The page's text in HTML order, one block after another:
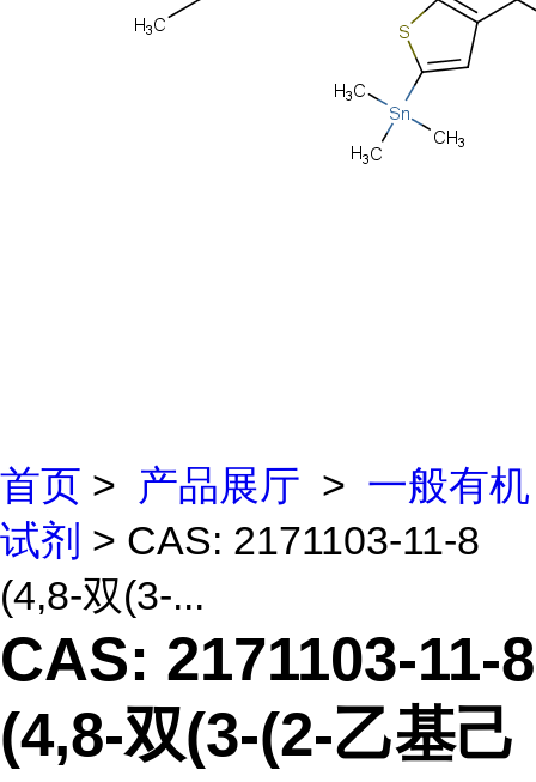
首页 > 产品展厅 > 一般有机
试剂 > CAS: 2171103-11-8
(4,8-双(3-...
CAS: 2171103-11-8
(4,8-双(3-(2-乙基己